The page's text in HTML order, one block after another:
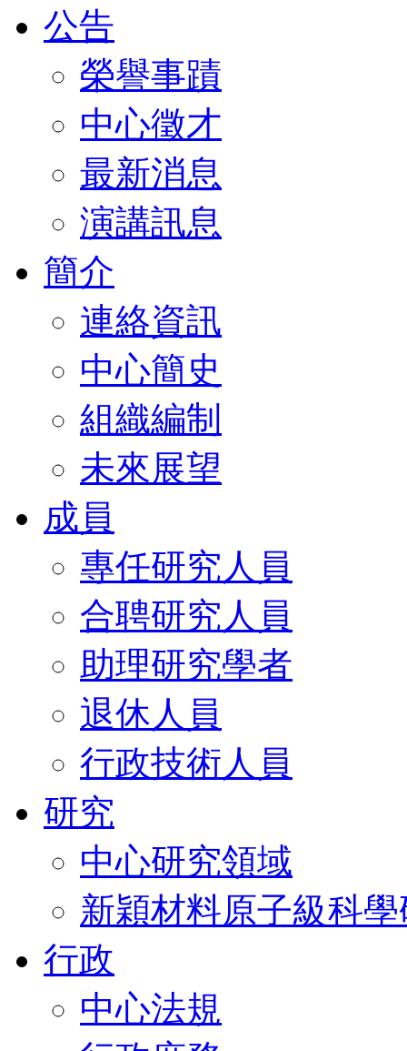
公告
榮譽事蹟
中心徵才
最新消息
演講訊息
簡介
連絡資訊
中心簡史
組織編制
未來展望
成員
專任研究人員
合聘研究人員
助理研究學者
退休人員
行政技術人員
研究
中心研究領域
新穎材料原子級科
行政
中心法規